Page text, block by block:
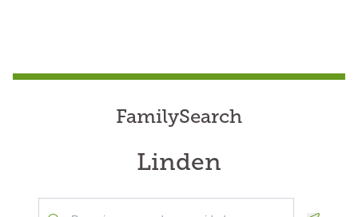
FamilySearch
Linden